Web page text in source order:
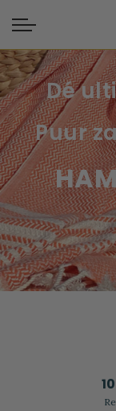
Dé
Puur